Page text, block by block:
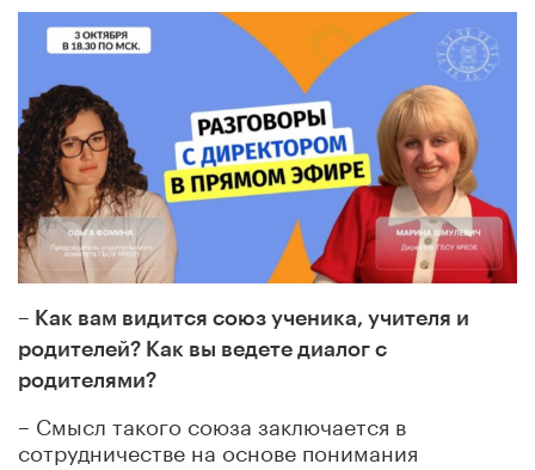
– Как вам видится союз ученика, учителя и
родителей? Как вы ведете диалог с
родителями?
– Смысл такого союза заключается в
сотрудничестве на основе понимания